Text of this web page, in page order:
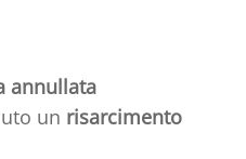
annullata
un risarcimento